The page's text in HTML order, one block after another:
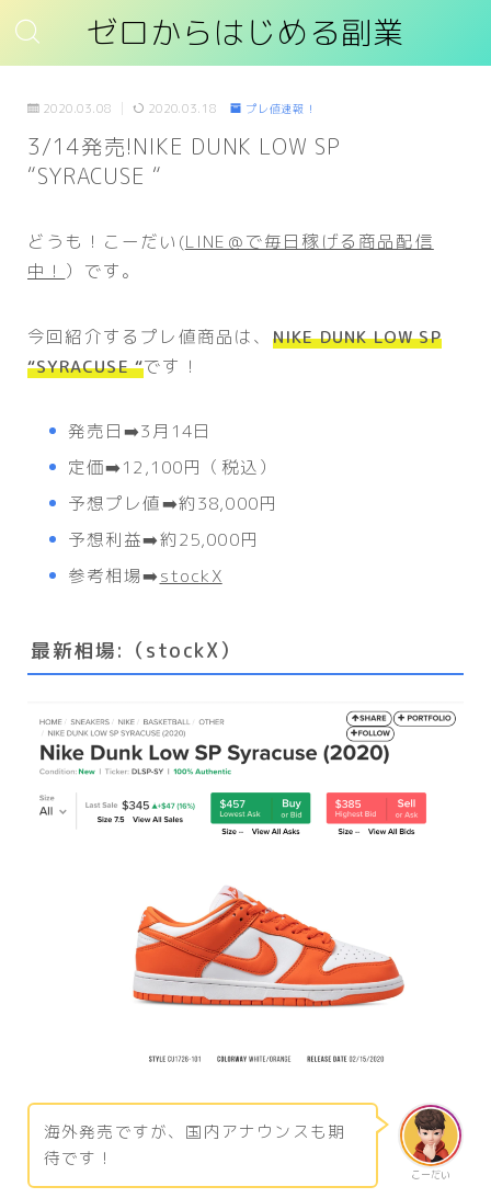
ゼロからはじめる副業
2020.03.08 2020.03.18 プレ値速報！
3/14発売!NIKE DUNK LOW SP
“SYRACUSE “
どうも！こーだい(LINE＠で毎日稼げる商品配信
中！ ）です。
今回紹介するプレ値商品は、 NIKE DUNK LOW SP
“SYRACUSE “です！
発売日➡️3月14日
定価➡️12,100円（税込）
予想プレ値➡️約38,000円
予想利益➡️約25,000円
参考相場➡️stockX
最新相場:（stockX）
こーだい
海外発売ですが、国内アナウンスも期
待です！